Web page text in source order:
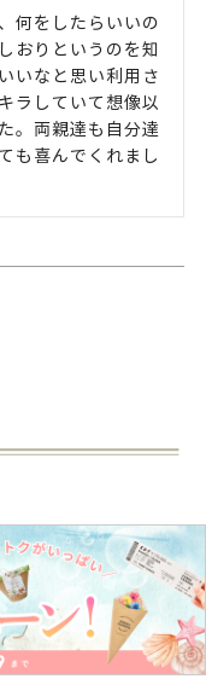
何をしたらいいの
おりというのを知
いなと思い利用さ
ラしていて想像以
。両親達も自分達
も喜んでくれまし